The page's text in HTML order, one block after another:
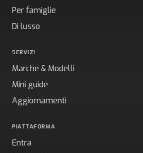
Per famiglie
Di lusso
SERVIZI
Marche & Modelli
Mini guide
Aggiornamenti
PIATTAFORMA
Entra